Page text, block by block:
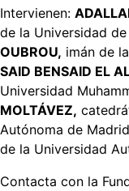
Intervienen:
de la Universidad
OUBROU, imán de
SAID BENSAID EL
Universidad
MOLTÁVEZ,
Autónoma de
de la Universidad
Contacta con la